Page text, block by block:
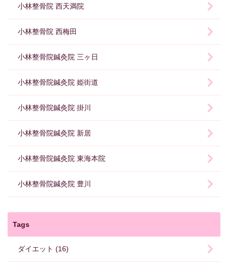
小林整骨院 西天満院
小林整骨院 西梅田
小林整骨院鍼灸院 三ヶ日
小林整骨院鍼灸院 姫街道
小林整骨院鍼灸院 掛川
小林整骨院鍼灸院 新居
小林整骨院鍼灸院 東海本院
小林整骨院鍼灸院 豊川
Tags
ダイエット (16)